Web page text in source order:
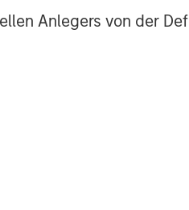
Anlegers von der
primary commitments
financings,
than 290 people in